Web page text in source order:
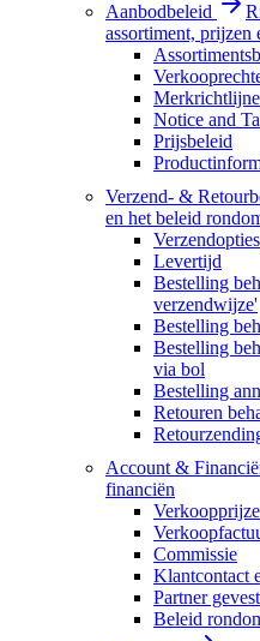
Aanbodbeleid
assortiment, prijzen
Notice and
Prijsbeleid
Verzend- &
en het beleid
Verzendopties
Levertijd
Bestelling
verzendwijze'
Bestelling
Bestelling
via bol
Bestelling
Retouren
Account &
financiën
Commissie
Klantcontact
Partner
Beleid